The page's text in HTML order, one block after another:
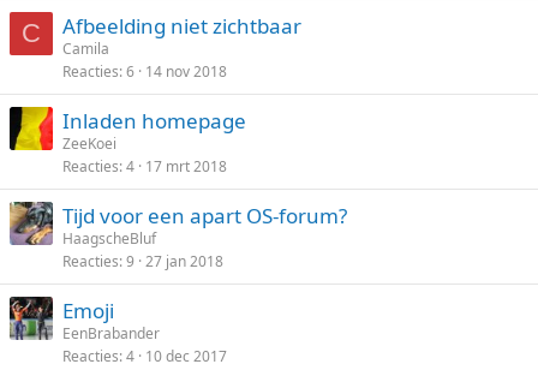
C Afbeelding niet zichtbaar
Camila
Reacties 6 14 nov 2018
Inladen homepage
ZeeKoei
Reacties 4 17 mrt 2018
Tijd voor een apart OS-forum?
HaagscheBluf
Reacties 9 27 jan 2018
Emoji
EenBrabander
Reacties 4 10 dec 2017